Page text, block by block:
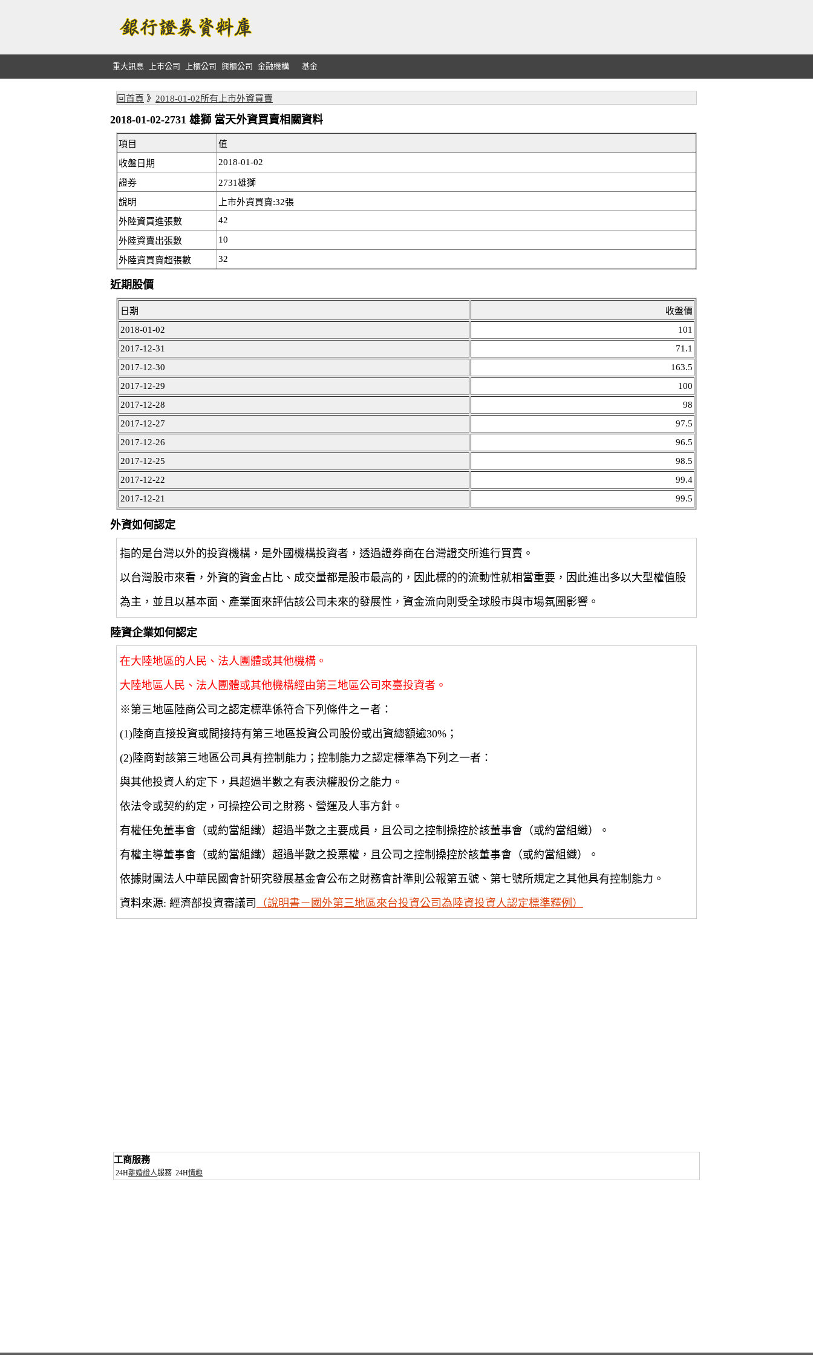
重大訊息 上市公司 上櫃公司 興櫃公司 金融機構 基金
回首頁 》 2018-01-02所有上市外資買賣
2018-01-02-2731 雄獅 當天外資買賣相關資料
項目
值
收盤日期
2018-01-02
證券
2731雄獅
說明
上市外資買賣:32張
外陸資買進張數
42
外陸資賣出張數 10
外陸資買賣超張數 32
近期股價
日期
收盤價
2018-01-02
101
2017-12-31
71.1
2017-12-30
163.5
2017-12-29
100
2017-12-28
98
2017-12-27
97.5
2017-12-26
96.5
2017-12-25
98.5
2017-12-22
99.4
2017-12-21
99.5
外資如何認定
指的是台灣以外的投資機構，是外國機構投資者，透過證券商在台灣證交所進行買賣。
以台灣股市來看，外資的資金占比、成交量都是股市最高的，因此標的的流動性就相當重要，因此進出多以大型權值股
為主，並且以基本面、產業面來評估該公司未來的發展性，資金流向則受全球股市與市場氛圍影響。
陸資企業如何認定
在大陸地區的人民、法人團體或其他機構。
大陸地區人民、法人團體或其他機構經由第三地區公司來臺投資者。
※第三地區陸商公司之認定標準係符合下列條件之ㄧ者：
(1)陸商直接投資或間接持有第三地區投資公司股份或出資總額逾30%；
(2)陸商對該第三地區公司具有控制能力；控制能力之認定標準為下列之一者：
與其他投資人約定下，具超過半數之有表決權股份之能力。
依法令或契約約定，可操控公司之財務、營運及人事方針。
有權任免董事會（或約當組織）超過半數之主要成員，且公司之控制操控於該董事會（或約當組織）。
有權主導董事會（或約當組織）超過半數之投票權，且公司之控制操控於該董事會（或約當組織）。
依據財團法人中華民國會計研究發展基金會公布之財務會計準則公報第五號、第七號所規定之其他具有控制能力。
資料來源: 經濟部投資審議司
（說明書－國外第三地區來台投資公司為陸資投資人認定標準釋例）
工商服務
24H離婚證人服務 24H情趣